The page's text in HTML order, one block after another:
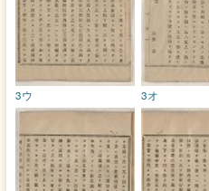
3オ
3ウ